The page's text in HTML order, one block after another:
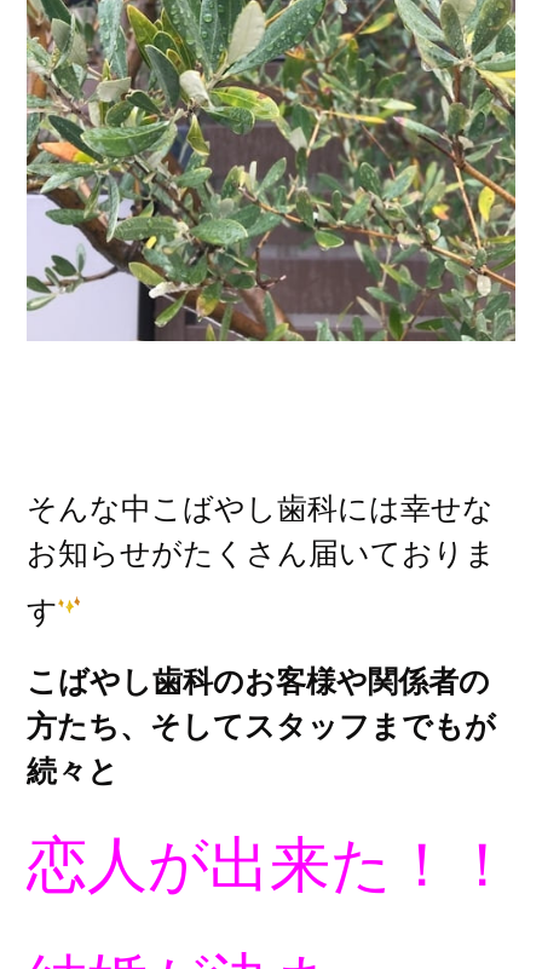
そんな中こばやし歯科には幸せな
お知らせがたくさん届いておりま
す
こばやし歯科のお客様や関係者の
方たち、そしてスタッフまでもが
続々と
恋人が出来た！！